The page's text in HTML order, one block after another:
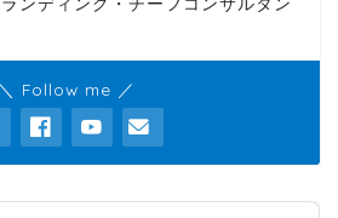
ンディング・チーフコンサルタン
＼ Follow me ／